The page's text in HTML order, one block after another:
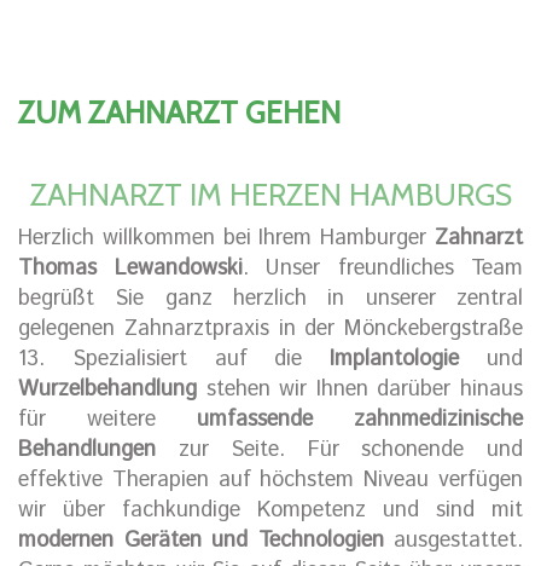
ZUM ZAHNARZT GEHEN
ZAHNARZT IM HERZEN HAMBURGS
Herzlich willkommen bei Ihrem Hamburger Zahnarzt
Thomas Lewandowski. Unser freundliches Team
begrüßt Sie ganz herzlich in unserer zentral
gelegenen Zahnarztpraxis in der Mönckebergstraße
13. Spezialisiert auf die Implantologieund
Wurzelbehandlung stehen wir Ihnen darüber hinaus
für weitere umfassende zahnmedizinische
Behandlungen zur Seite. Für schonende und
effektive Therapien auf höchstem Niveau verfügen
wir über fachkundige Kompetenz und sind mit
modernen Geräten und Technologienausgestattet.